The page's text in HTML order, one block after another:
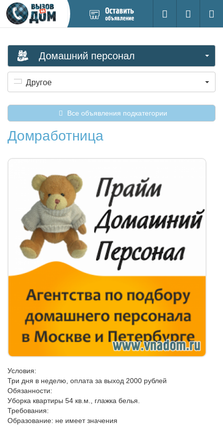
новое
Поиск
Вход на
Домашний персонал
Другое
Все объявления подкатегории
Домработница
Условия:
Три дня в неделю, оплата за выход 2000 рублей
Обязанности:
Уборка квартиры 54 кв.м., глажка белья.
Требования:
Образование: не имеет значения